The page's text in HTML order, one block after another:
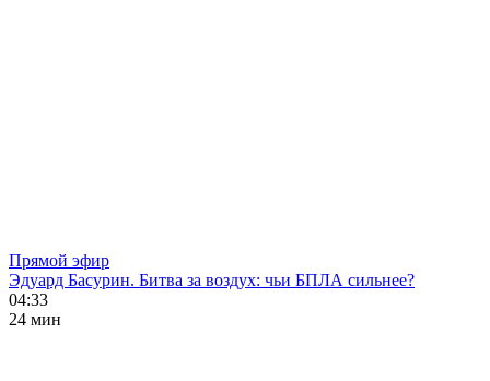
Прямой эфир
Эдуард Басурин. Битва за воздух: чьи БПЛА сильнее?
04:33
24 мин